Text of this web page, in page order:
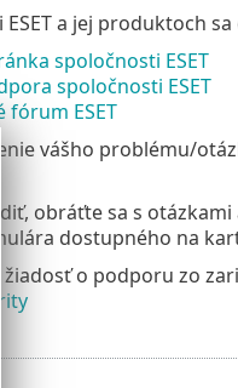
a jej produktoch
spoločnosti ESET
spoločnosti ESET
fórum ESET
vášho problému/
obráťte sa s
dostupného na
o podporu zo